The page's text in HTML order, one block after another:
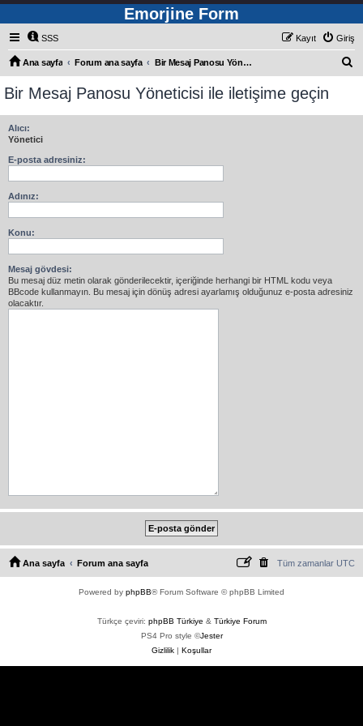
Emorjine Form
SSS Giriş
Kayıt
Ana sayfa Forum ana sayfa Bir Mesaj Panosu Yöneticisi ile iletişime geçin
Bir Mesaj Panosu Yöneticisi ile iletişime geçin
Alıcı:
Yönetici
E-posta adresiniz:
Adınız:
Konu:
Mesaj gövdesi:
Bu mesaj düz metin olarak gönderilecektir, içeriğinde herhangi bir HTML kodu veya
BBcode kullanmayın. Bu mesaj için dönüş adresi ayarlamış olduğunuz e-posta adresiniz
olacaktır.
Ana sayfa Forum ana sayfa Tüm zamanlar UTC
Powered by phpBB® Forum Software © phpBB Limited
Türkçe çeviri: phpBB Türkiye & Türkiye Forum
PS4 Pro style ©Jester
Gizlilik | Koşullar